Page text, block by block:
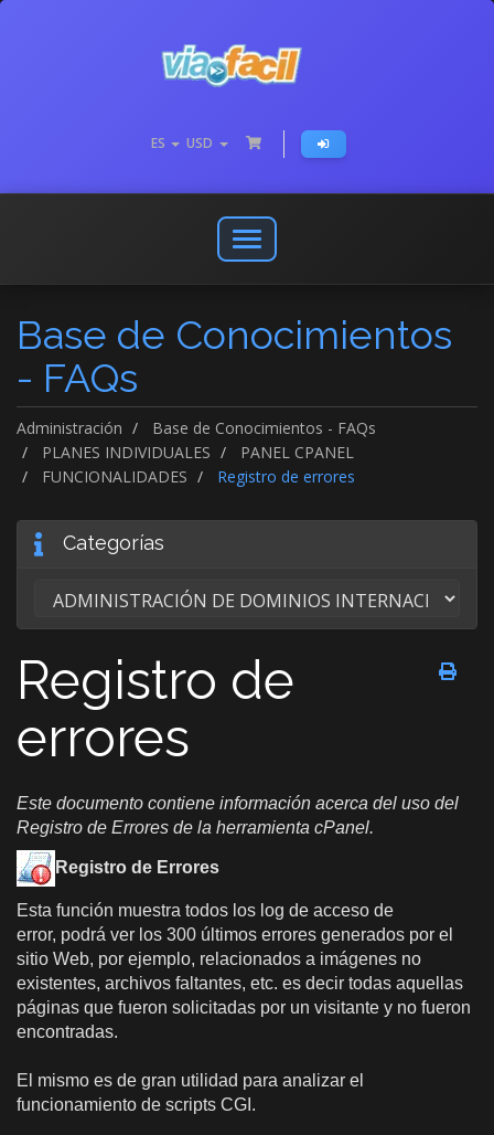
ES USD
Abrir
o
menú
de
Base de Conocimientos
- FAQs
Administración
Base de Conocimientos - FAQs
PLANES INDIVIDUALES
PANEL CPANEL
FUNCIONALIDADES
Registro de errores
Categorías
Registro de
errores
Este documento contiene información acerca del uso del
Registro de Errores de la herramienta cPanel.
Registro de Errores
Esta función muestra todos los log de acceso de
error, podrá ver los 300 últimos errores generados por el
sitio Web, por ejemplo, relacionados a imágenes no
existentes, archivos faltantes, etc. es decir todas aquellas
páginas que fueron solicitadas por un visitante y no fueron
encontradas.
El mismo es de gran utilidad para analizar el
funcionamiento de scripts CGI.